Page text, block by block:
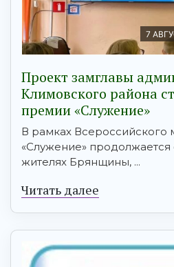
7
Проект замглавы
Климовского района
премии «Служение»
В рамках Всероссийского
«Служение»
жителях Брянщины, ...
Читать далее